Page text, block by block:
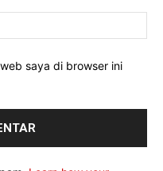
saya di browser ini